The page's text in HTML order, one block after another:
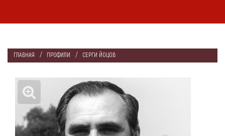
ГЛАВНАЯ ПРОФИЛИ СЕРГИ ЙОЦОВ